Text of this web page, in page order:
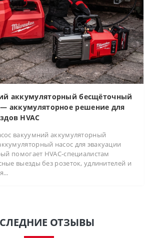
аккумуляторный бесщёточный
аккумуляторное решение для
HVAC
вакуумний аккумуляторный
насос для эвакуации
помогает HVAC-специалистам
выезды без розеток, удлинителей и
ОТЗЫВЫ